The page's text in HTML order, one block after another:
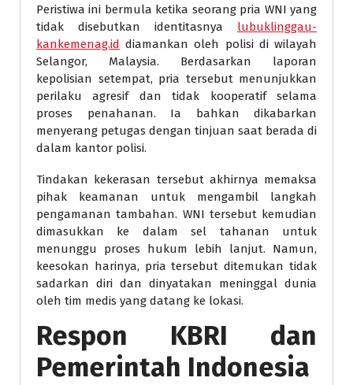
Peristiwa ini bermula ketika seorang pria WNI yang
tidak disebutkan identitasnya lubuklinggau-
kankemenag.id diamankan oleh polisi di wilayah
Selangor, Malaysia. Berdasarkan laporan
kepolisian setempat, pria tersebut menunjukkan
perilaku agresif dan tidak kooperatif selama
proses penahanan. Ia bahkan dikabarkan
menyerang petugas dengan tinjuan saat berada di
dalam kantor polisi.
Tindakan kekerasan tersebut akhirnya memaksa
pihak keamanan untuk mengambil langkah
pengamanan tambahan. WNI tersebut kemudian
dimasukkan ke dalam sel tahanan untuk
menunggu proses hukum lebih lanjut. Namun,
keesokan harinya, pria tersebut ditemukan tidak
sadarkan diri dan dinyatakan meninggal dunia
oleh tim medis yang datang ke lokasi.
Respon KBRI dan
Pemerintah Indonesia